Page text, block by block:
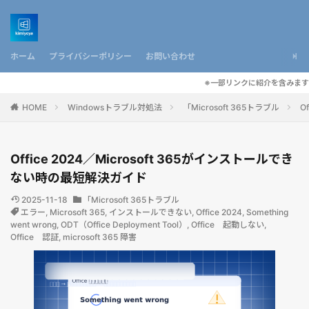
ホーム プライバシーポリシー お問い合わせ
※一部リンクに紹介を含みます
HOME Windowsトラブル対処法 「Microsoft 365トラブル
Office 2024／Microsoft 365がインストールでき
ない時の最短解決ガイド
2025-11-18
「Microsoft 365トラブル
エラー, Microsoft 365, インストールできない, Office 2024, Something
went wrong, ODT（Office Deployment Tool） , Office 起動しない,
Office 認証, microsoft 365 障害